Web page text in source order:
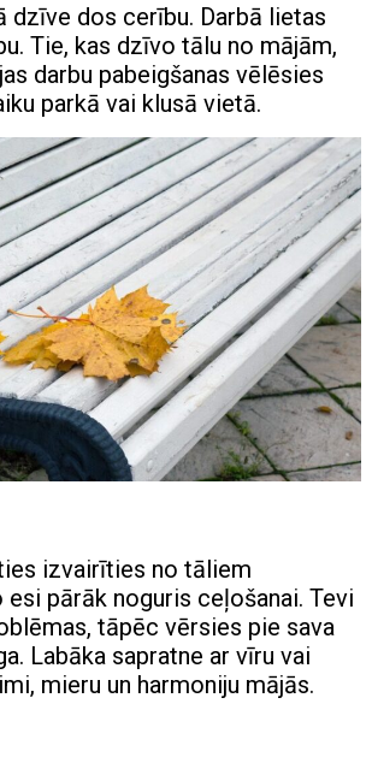
dzīve dos cerību. Darbā lietas
Tie, kas dzīvo tālu no mājām,
darbu pabeigšanas vēlēsies
parkā vai klusā vietā.
izvairīties no tāliem
​​esi pārāk noguris ceļošanai. Tevi
tāpēc vērsies pie sava
Labāka sapratne ar vīru vai
mieru un harmoniju mājās.